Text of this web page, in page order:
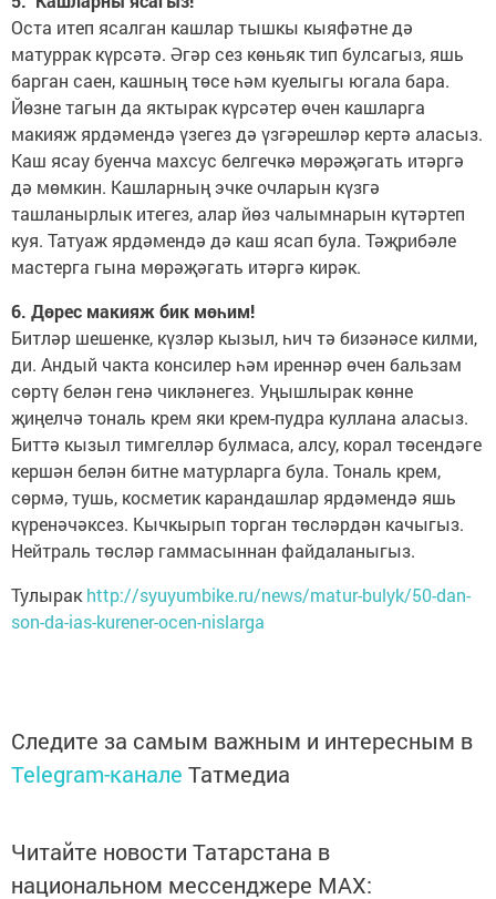
Оста итеп ясалган кашлар тышкы кыяфәтне дә
матуррак күрсәтә. Әгәр сез көньяк тип булсагыз, яшь
барган саен, кашның төсе һәм куелыгы югала бара.
Йөзне тагын да яктырак күрсәтер өчен кашларга
макияж ярдәмендә үзегез дә үзгәрешләр кертә аласыз.
Каш ясау буенча махсус белгечкә мөрәҗәгать итәргә
дә мөмкин. Кашларның эчке очларын күзгә
ташланырлык итегез, алар йөз чалымнарын күтәртеп
куя. Татуаж ярдәмендә дә каш ясап була. Тәҗрибәле
мастерга гына мөрәҗәгать итәргә кирәк.
6. Дөрес макияж бик мөһим!
Битләр шешенке, күзләр кызыл, һич тә бизәнәсе килми,
ди. Андый чакта консилер һәм иреннәр өчен бальзам
сөртү белән генә чикләнегез. Уңышлырак көнне
җиңелчә тональ крем яки крем-пудра куллана аласыз.
Биттә кызыл тимгелләр булмаса, алсу, корал төсендәге
кершән белән битне матурларга була. Тональ крем,
сөрмә, тушь, косметик карандашлар ярдәмендә яшь
күренәчәксез. Кычкырып торган төсләрдән качыгыз.
Нейтраль төсләр гаммасыннан файдаланыгыз.
Тулыракhttp://syuyumbike.ru/news/matur-bulyk/50-dan-
son-da-ias-kurener-ocen-nislarga
Следите за самым важным и интересным в
Telegram-канале Татмедиа
Читайте новости Татарстана в
национальном мессенджере MАХ: